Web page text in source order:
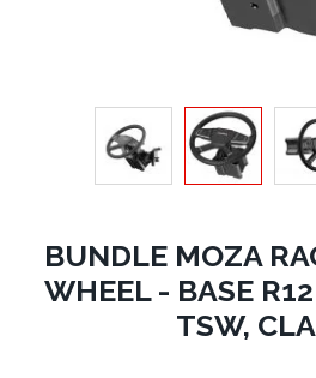
BUNDLE MOZA
WHEEL - BASE
TSW,